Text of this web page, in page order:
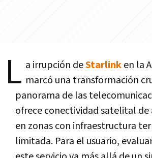
L a irrupción deStarlinken la
marcó una transformación
panorama de las
ofrece conectividad satelital
en zonas con infraestructura
limitada. Para el usuario,